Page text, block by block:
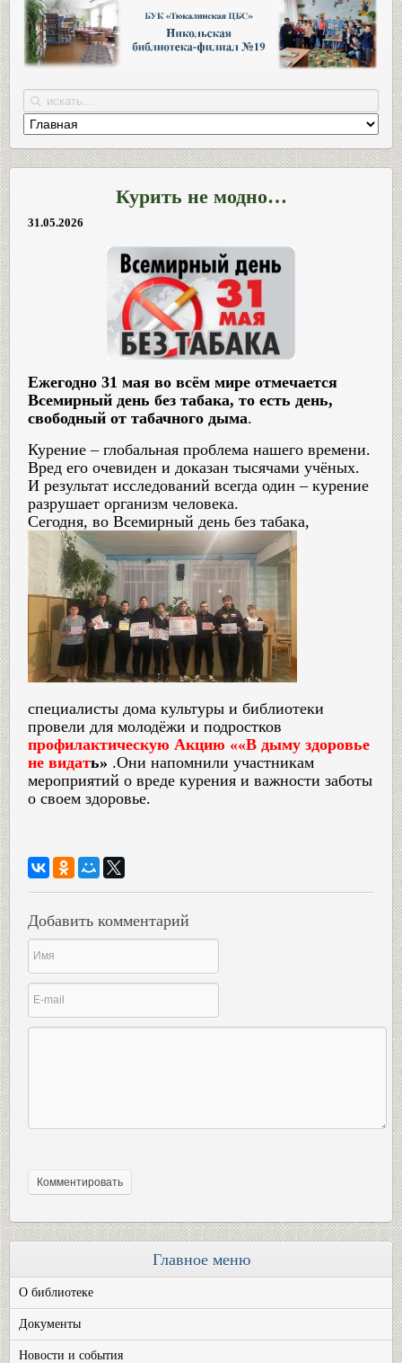
Курить не модно…
31.05.2026
Ежегодно 31 мая во всём мире отмечается
Всемирный день без табака, то есть день,
свободный от табачного дыма.
Курение – глобальная проблема нашего времени.
Вред его очевиден и доказан тысячами учёных.
И результат исследований всегда один – курение
разрушает организм человека.
Сегодня, во Всемирный день без табака,
специалисты дома культуры и библиотеки
провели для молодёжи и подростков
профилактическую Акцию ««В дыму здоровье
не видать» .Они напомнили участникам
мероприятий о вреде курения и важности заботы
о своем здоровье.
Добавить комментарий
Главное меню
О библиотеке
Документы
Новости и события